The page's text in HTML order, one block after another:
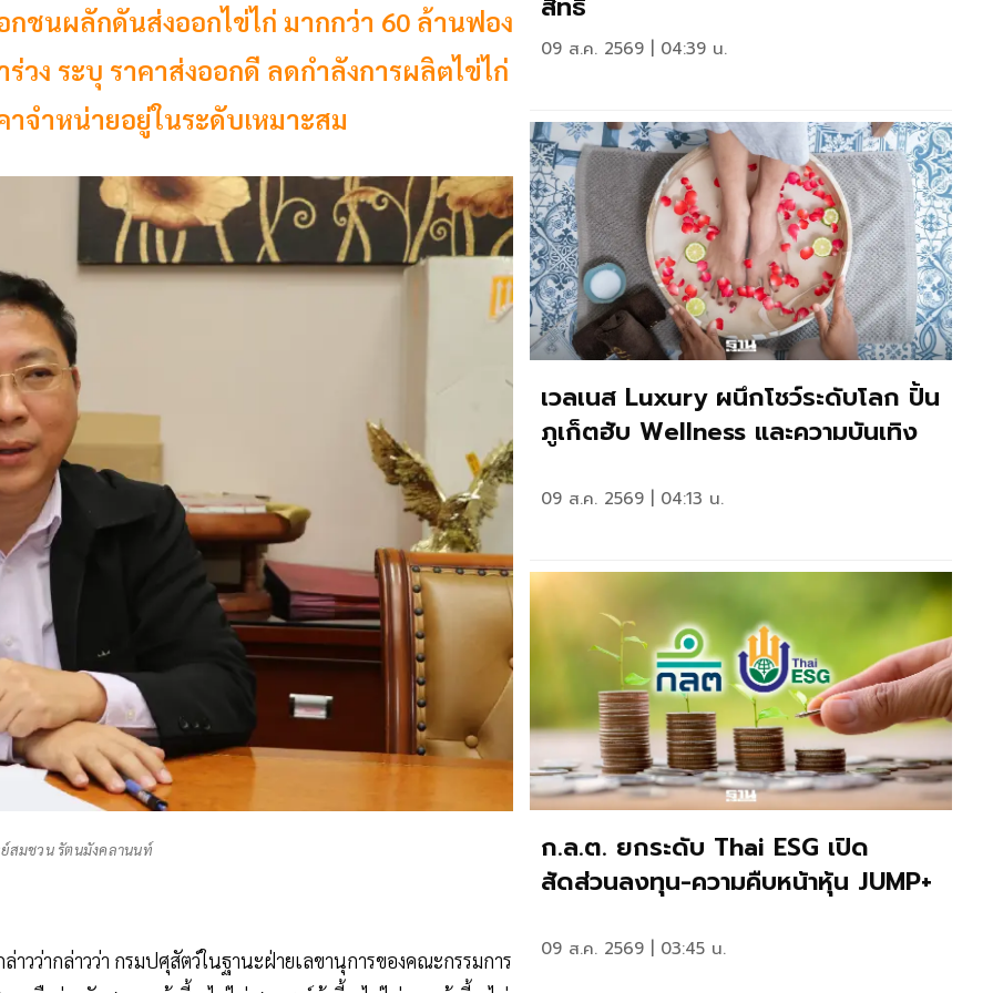
กชนผลักดันส่งออกไข่ไก่ มากกว่า 60 ล้านฟอง
วง ระบุ ราคาส่งออกดี ลดกำลังการผลิตไข่ไก่
จำหน่ายอยู่ในระดับเหมาะสม
สมชวน รัตนมังคลานนท์
ว่ากล่าวว่า กรมปศุสัตว์ในฐานะฝ่ายเลขานุการของคณะกรรมการ
09 ส.ค. 2569 | 04:39 น.
เวลเนส Luxury ผนึกโชว์ระดับโลก ปั้น
ภูเก็ตฮับ Wellness และความบันเทิง
09 ส.ค. 2569 | 04:13 น.
ก.ล.ต. ยกระดับ Thai ESG เปิด
สัดส่วนลงทุน-ความคืบหน้าหุ้น JUMP+
09 ส.ค. 2569 | 03:45 น.